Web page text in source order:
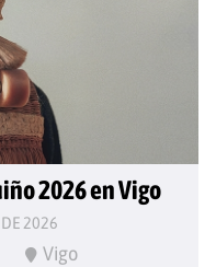
2026 en Vigo
2026
Vigo